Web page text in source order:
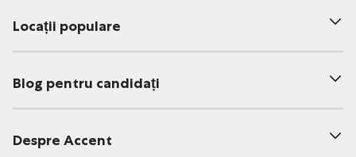
Locații populare
Blog pentru candidați
Despre Accent